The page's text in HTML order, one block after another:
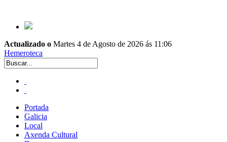
Actualizado o Martes 4 de Agosto de 2026 ás 11:06
Hemeroteca
Portada
Galicia
Local
Axenda Cultural